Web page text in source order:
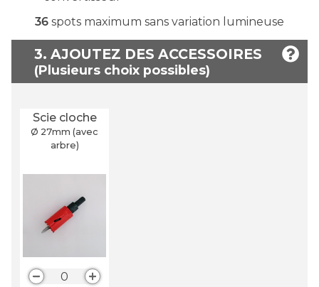
36spots maximum sans variation lumineuse
3. AJOUTEZ DES ACCESSOIRES
Scie cloche
Ø 27mm (avec
arbre)
0